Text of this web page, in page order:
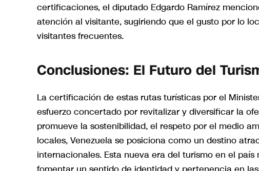
certificaciones, el diputado Edgardo Ramírez
atención al visitante, sugiriendo que el gusto por lo
visitantes frecuentes.
Conclusiones: El Futuro del
La certificación de estas rutas turísticas por el
esfuerzo concertado por revitalizar y diversificar la
promueve la sostenibilidad, el respeto por el medio
locales, Venezuela se posiciona como un destino
internacionales. Esta nueva era del turismo en el